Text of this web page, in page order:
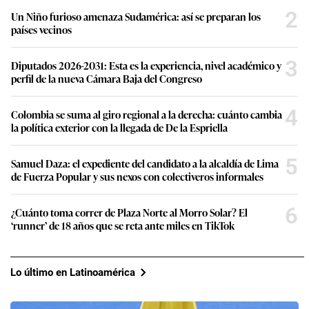
Un Niño furioso amenaza Sudamérica: así se preparan los
países vecinos
2
Diputados 2026-2031: Esta es la experiencia, nivel académico y
perfil de la nueva Cámara Baja del Congreso
3
Colombia se suma al giro regional a la derecha: cuánto cambia
la política exterior con la llegada de De la Espriella
4
Samuel Daza: el expediente del candidato a la alcaldía de Lima
de Fuerza Popular y sus nexos con colectiveros informales
5
¿Cuánto toma correr de Plaza Norte al Morro Solar? El
‘runner’ de 18 años que se reta ante miles en TikTok
6
Lo último en Latinoamérica